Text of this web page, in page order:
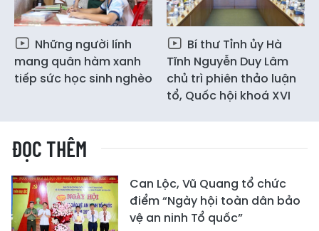
Những người lính
mang quân hàm xanh
tiếp sức học sinh nghèo
Bí thư Tỉnh ủy Hà
Tĩnh Nguyễn Duy Lâm
chủ trì phiên thảo luận
tổ, Quốc hội khoá XVI
ĐỌC THÊM
Can Lộc, Vũ Quang tổ chức
điểm “Ngày hội toàn dân bảo
vệ an ninh Tổ quốc”